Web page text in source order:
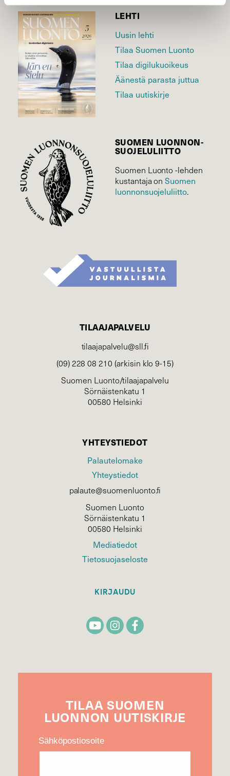
LEHTI
Uusin lehti
Tilaa Suomen Luonto
Tilaa digilukuoikeus
Äänestä parasta juttua
Tilaa uutiskirje
SUOMEN LUONNON­
SUOJELU­LIITTO
Suomen Luonto -lehden
kustantaja onSuomen
luonnonsuojelu­liitto.
TILAAJAPALVELU
tilaajapalvelu@sll.fi
(09) 228 08 210 (arkisin klo 9-15)
Suomen Luonto/tilaajapalvelu
Sörnäistenkatu 1
00580 Helsinki
YHTEYSTIEDOT
Palautelomake
Yhteystiedot
palaute@suomenluonto.fi
Suomen Luonto
Sörnäistenkatu 1
00580 Helsinki
Mediatiedot
Tietosuojaseloste
KIRJAUDU
TILAA SUOMEN
LUONNON UUTIS­KIRJE
Sähköpostiosoite